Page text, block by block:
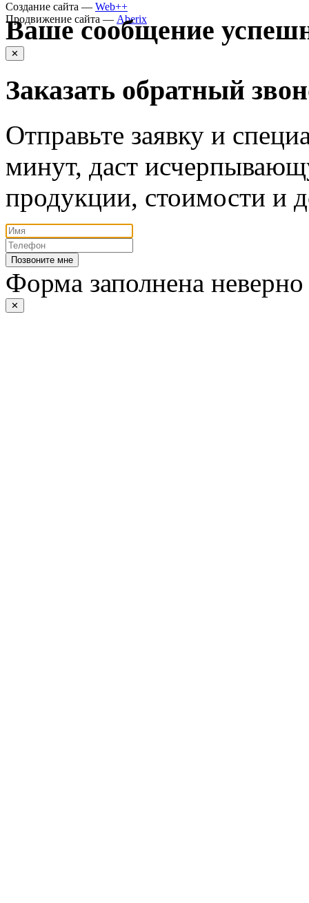
Создание сайта — Web++
Продвижение сайта — Aberix
Ваше сообщение
✕
Заказать обратный
Отправьте заявку и
минут, даст
продукции, стоимости и
Позвоните мне
Форма заполнена неверно
✕